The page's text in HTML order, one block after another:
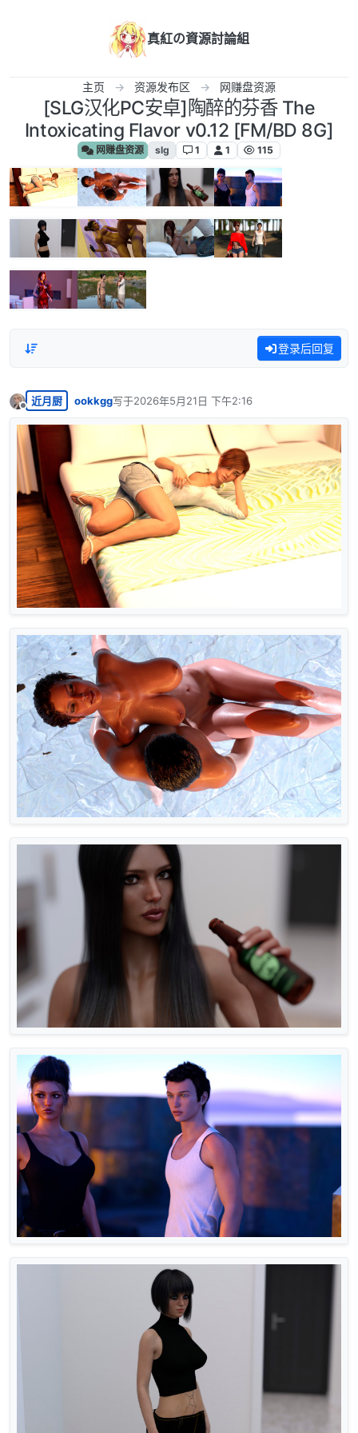
真紅の資源討論組
主页 资源发布区 网赚盘资源
[SLG汉化PC安卓]陶醉的芬香 The
Intoxicating Flavor v0.12 [FM/BD 8G]
网赚盘资源 slg 1 1 115
登录后回复
离线
近月厨 ookkgg写于2026年5月21日 下午2:16
最后由 编辑